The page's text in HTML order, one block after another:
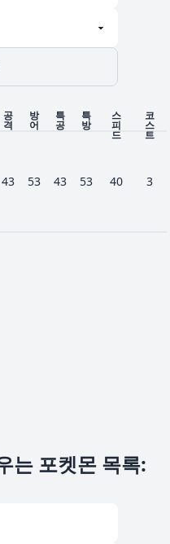
공
격
방
어
특
공
특
방
스
피
드
코
스
트
43 53 43 53 40 3
는 포켓몬 목록: